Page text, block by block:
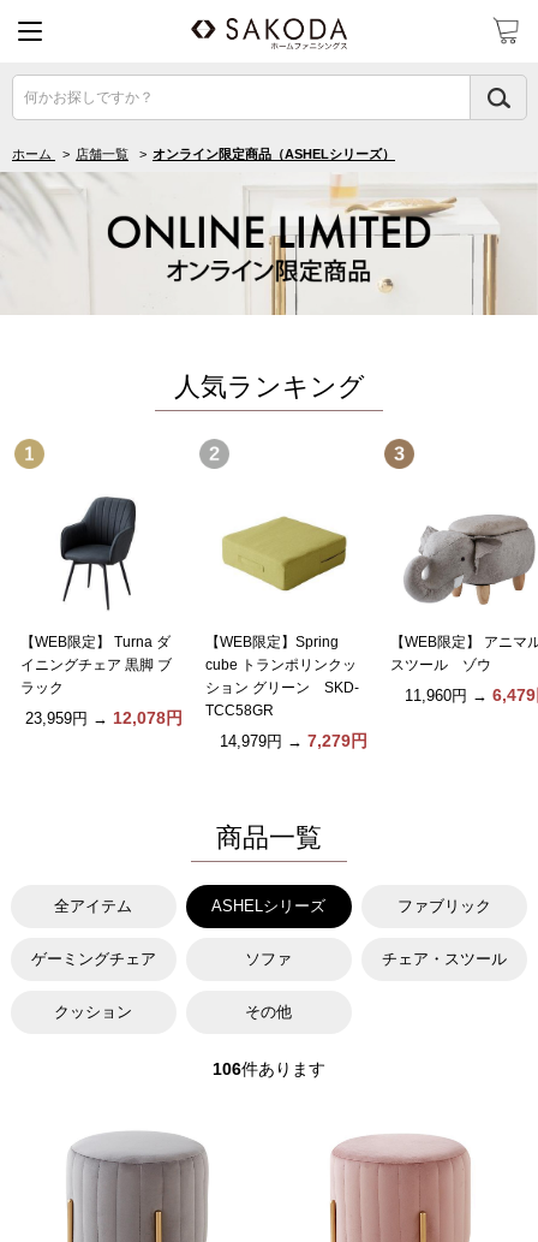
何かお探しですか？
ホーム > 店舗一覧 > オンライン限定商品（ASHELシリーズ）
人気ランキング
【WEB限定】 Turna ダ
イニングチェア 黒脚 ブ
ラック
23,959円 → 12,078円
【WEB限定】Spring
cube トランポリンクッ
ション グリーン SKD-
TCC58GR
14,979円 → 7,279円
【WEB限定】 アニマ
スツール ゾウ
11,960円 →
商品一覧
全アイテム ASHELシリーズ ファブリック
ゲーミングチェア ソファ チェア・スツール
クッション その他
106件あります